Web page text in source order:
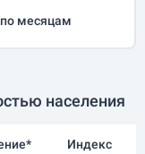
по месяцам
населения
Индекс